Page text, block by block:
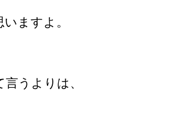
ますよ。
うよりは、